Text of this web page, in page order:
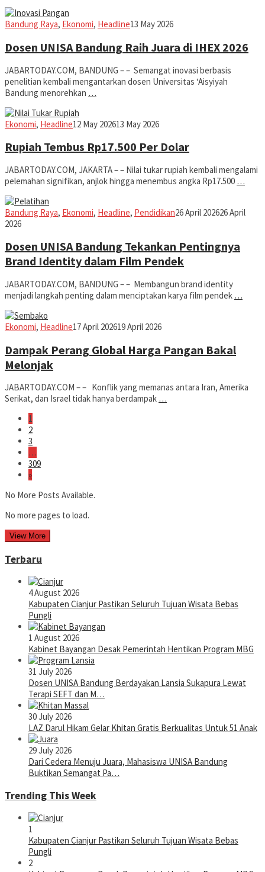
Bandung Raya, Ekonomi, HeadlineIman
13 May 2026
Dosen UNISA Bandung Raih Juara di IHEX 2026
JABARTODAY.COM, BANDUNG – – Semangat inovasi berbasis
penelitian kembali mengantarkan dosen Universitas ‘Aisyiyah
Bandung menorehkan …
Ekonomi, HeadlineIman
12 May 202613 May 2026
Rupiah Tembus Rp17.500 Per Dolar
JABARTODAY.COM, JAKARTA – – Nilai tukar rupiah kembali mengalami
pelemahan signifikan, anjlok hingga menembus angka Rp17.500 …
Bandung Raya, Ekonomi, Headline, PendidikanIman
26 April 202626 April
2026
Dosen UNISA Bandung Tekankan Pentingnya
Brand Identity dalam Film Pendek
JABARTODAY.COM, BANDUNG – – Membangun brand identity
menjadi langkah penting dalam menciptakan karya film pendek …
Ekonomi, HeadlineIman
17 April 202619 April 2026
Dampak Perang Global Harga Pangan Bakal
Melonjak
JABARTODAY.COM – – Konflik yang memanas antara Iran, Amerika
Serikat, dan Israel tidak hanya berdampak …
1
2
3
…
309
»
No More Posts Available.
No more pages to load.
View More
Terbaru
4 August 2026
Kabupaten Cianjur Pastikan Seluruh Tujuan Wisata Bebas
Pungli
1 August 2026
Kabinet Bayangan Desak Pemerintah Hentikan Program MBG
31 July 2026
Dosen UNISA Bandung Berdayakan Lansia Sukapura Lewat
Terapi SEFT dan M…
30 July 2026
LAZ Darul Hikam Gelar Khitan Gratis Berkualitas Untuk 51 Anak
29 July 2026
Dari Cedera Menuju Juara, Mahasiswa UNISA Bandung
Buktikan Semangat Pa…
Trending This Week
1
Kabupaten Cianjur Pastikan Seluruh Tujuan Wisata Bebas
Pungli
2